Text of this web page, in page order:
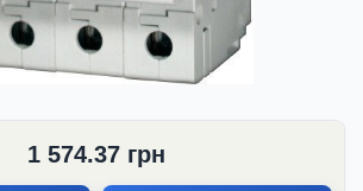
1 574.37 грн